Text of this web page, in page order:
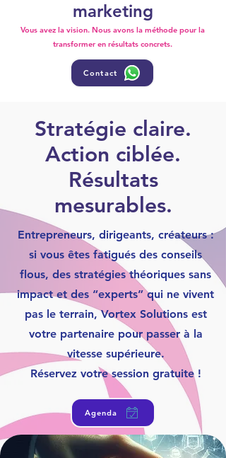
marketing
Vous avez la vision. Nous avons la méthode pour la
transformer en résultats concrets.
Contact
Stratégie claire.
Action ciblée.
Résultats
mesurables.
Entrepreneurs, dirigeants, créateurs :
si vous êtes fatigués des conseils
flous, des stratégies théoriques sans
impact et des “experts” qui ne vivent
pas le terrain, Vortex Solutions est
votre partenaire pour passer à la
vitesse supérieure.
Réservez votre session gratuite !
Agenda